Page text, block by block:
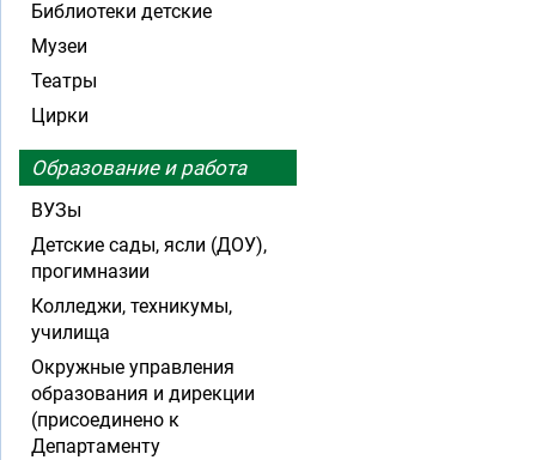
Библиотеки детские
Музеи
Театры
Цирки
Образование и работа
ВУЗы
Детские сады, ясли (ДОУ),
прогимназии
Колледжи, техникумы,
училища
Окружные управления
образования и дирекции
(присоединено к
Департаменту